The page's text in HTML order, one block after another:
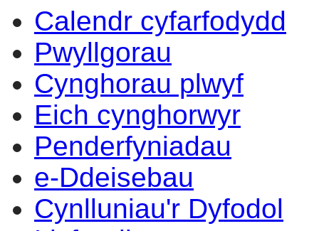
Calendr cyfarfodydd
Pwyllgorau
Cynghorau plwyf
Eich cynghorwyr
Penderfyniadau
e-Ddeisebau
Cynlluniau'r Dyfodol
14:00
14:00
14:00
10:0014:00
10:00
09:30
10:00
10:00
17:00
17:00
14:00
17:00
14:00
14:00
10:00